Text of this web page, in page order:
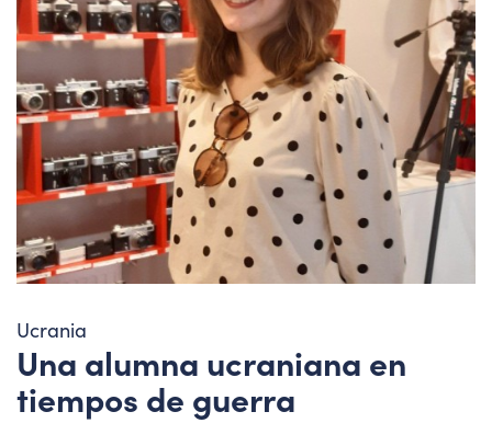
Ucrania
Una alumna ucraniana en
tiempos de guerra